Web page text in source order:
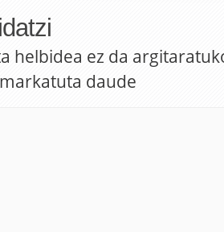
helbidea ez da
markatuta daude